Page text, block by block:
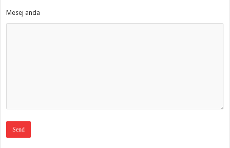
Mesej anda